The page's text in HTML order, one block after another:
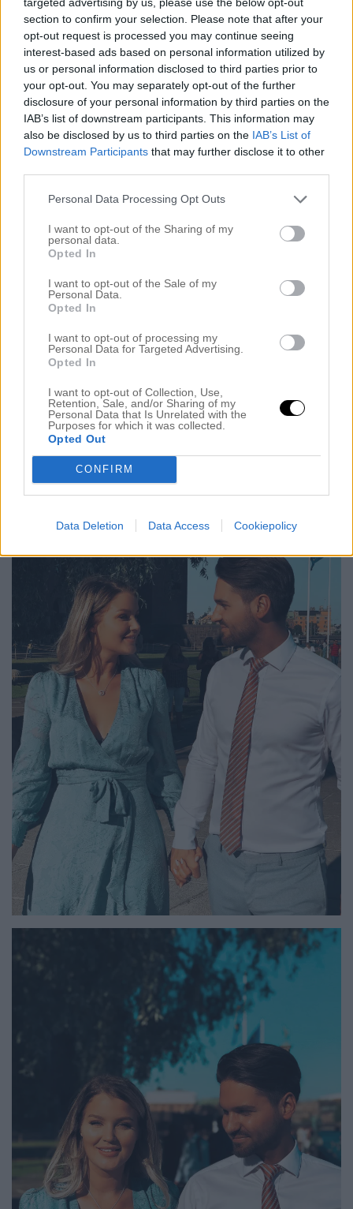
section to confirm your selection. Please note that after your
opt-out request is processed you may continue seeing
interest-based ads based on personal information utilized by
us or personal information disclosed to third parties prior to
your opt-out. You may separately opt-out of the further
disclosure of your personal information by third parties on the
IAB’s list of downstream participants. This information may
also be disclosed by us to third parties on the IAB’s List of
Downstream Participants that may further disclose it to other
Personal Data Processing Opt Outs
I want to opt-out of the Sharing of my
personal data.
Opted In
I want to opt-out of the Sale of my
Personal Data.
Opted In
I want to opt-out of processing my
Personal Data for Targeted Advertising.
Opted In
I want to opt-out of Collection, Use,
Retention, Sale, and/or Sharing of my
Personal Data that Is Unrelated with the
Purposes for which it was collected.
Opted Out
CONFIRM
Data Deletion Data Access Cookiepolicy
utanför Stadshuset. Jag blev väldigt rörd och det var
enormt fint gjort av dom. Tänk vart livet tar än. För
mig finns det inget liv innanA, jag kan inte föreställa
mig det. Jag får för första gången uppleva ren och
skär lycka, något jag aldrig ens nuddat vid tidigare.
Inte bara att han är han utan livet vi lever
tillsammans. Vet inte hur många gånger jag får höra
kära hela tiden, ska det inte la lagt sig än?”
Nej, jag tror att vi alltid kommer vara vi och jag
kommer njuta utav det till fullo. Även om detta år
blivit som vi tänkt så får man göra det bästa av
situationen. Alla resor vi bokat kommer vi inte kunna
fullfölja,jävla Corona. Men om det blir så att jag får
fira min 30-års dag ensam medAså kommer det bli
med vänner i Spanien men äsch.
fyller 30 år
nästa år så då får väl dra på stora trumman och åka
iväg då och fira dubbelt. Det löser sig.